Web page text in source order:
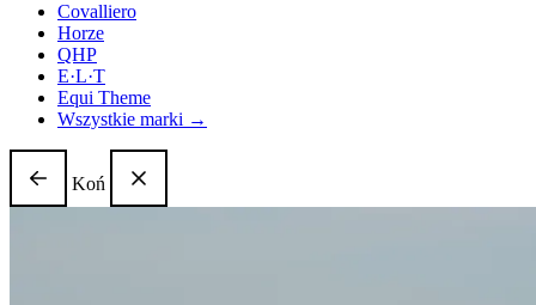
Covalliero
Horze
QHP
E·L·T
Equi Theme
Wszystkie marki →
Koń